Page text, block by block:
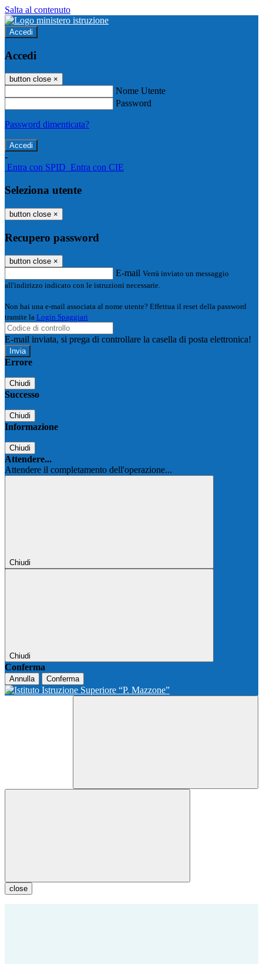
Salta al contenuto
Accedi
Accedi
button close ×
Nome Utente
Password
Password dimenticata?
-
Entra con SPID Entra con CIE
Seleziona utente
button close ×
Recupero password
button close ×
E-mail Verrà inviato un messaggio
all'indirizzo indicato con le istruzioni necessarie.
Non hai una e-mail associata al nome utente? Effettua il reset della password
tramite la Login Spaggiari
E-mail inviata, si prega di controllare la casella di posta elettronica!
Errore
Chiudi
Successo
Chiudi
Informazione
Chiudi
Attendere...
Attendere il completamento dell'operazione...
Chiudi
Chiudi
Conferma
Annulla Conferma
close